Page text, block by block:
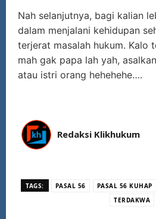
Nah selanjutnya, bagi kalian
dalam menjalani kehidupan
terjerat masalah hukum. Kalo
mah gak papa lah yah,
atau istri orang hehehehe….
Redaksi Klikhukum
TAGS: PASAL 56 PASAL 56 KUHAP
TERDAKWA